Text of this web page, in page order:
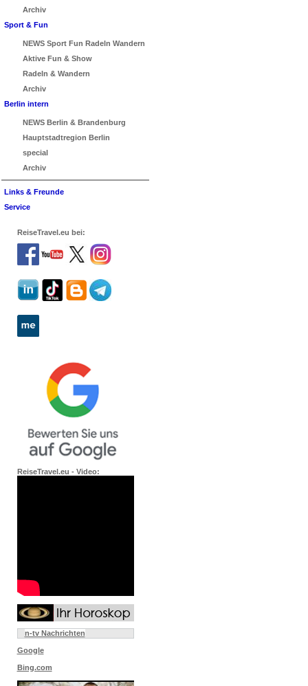
Archiv
Sport & Fun
NEWS Sport Fun Radeln Wandern
Aktive Fun & Show
Radeln & Wandern
Archiv
Berlin intern
NEWS Berlin & Brandenburg
Hauptstadtregion Berlin
special
Archiv
Links & Freunde
Service
ReiseTravel.eu bei:
ReiseTravel.eu - Video:
n-tv Nachrichten
Google
Bing.com